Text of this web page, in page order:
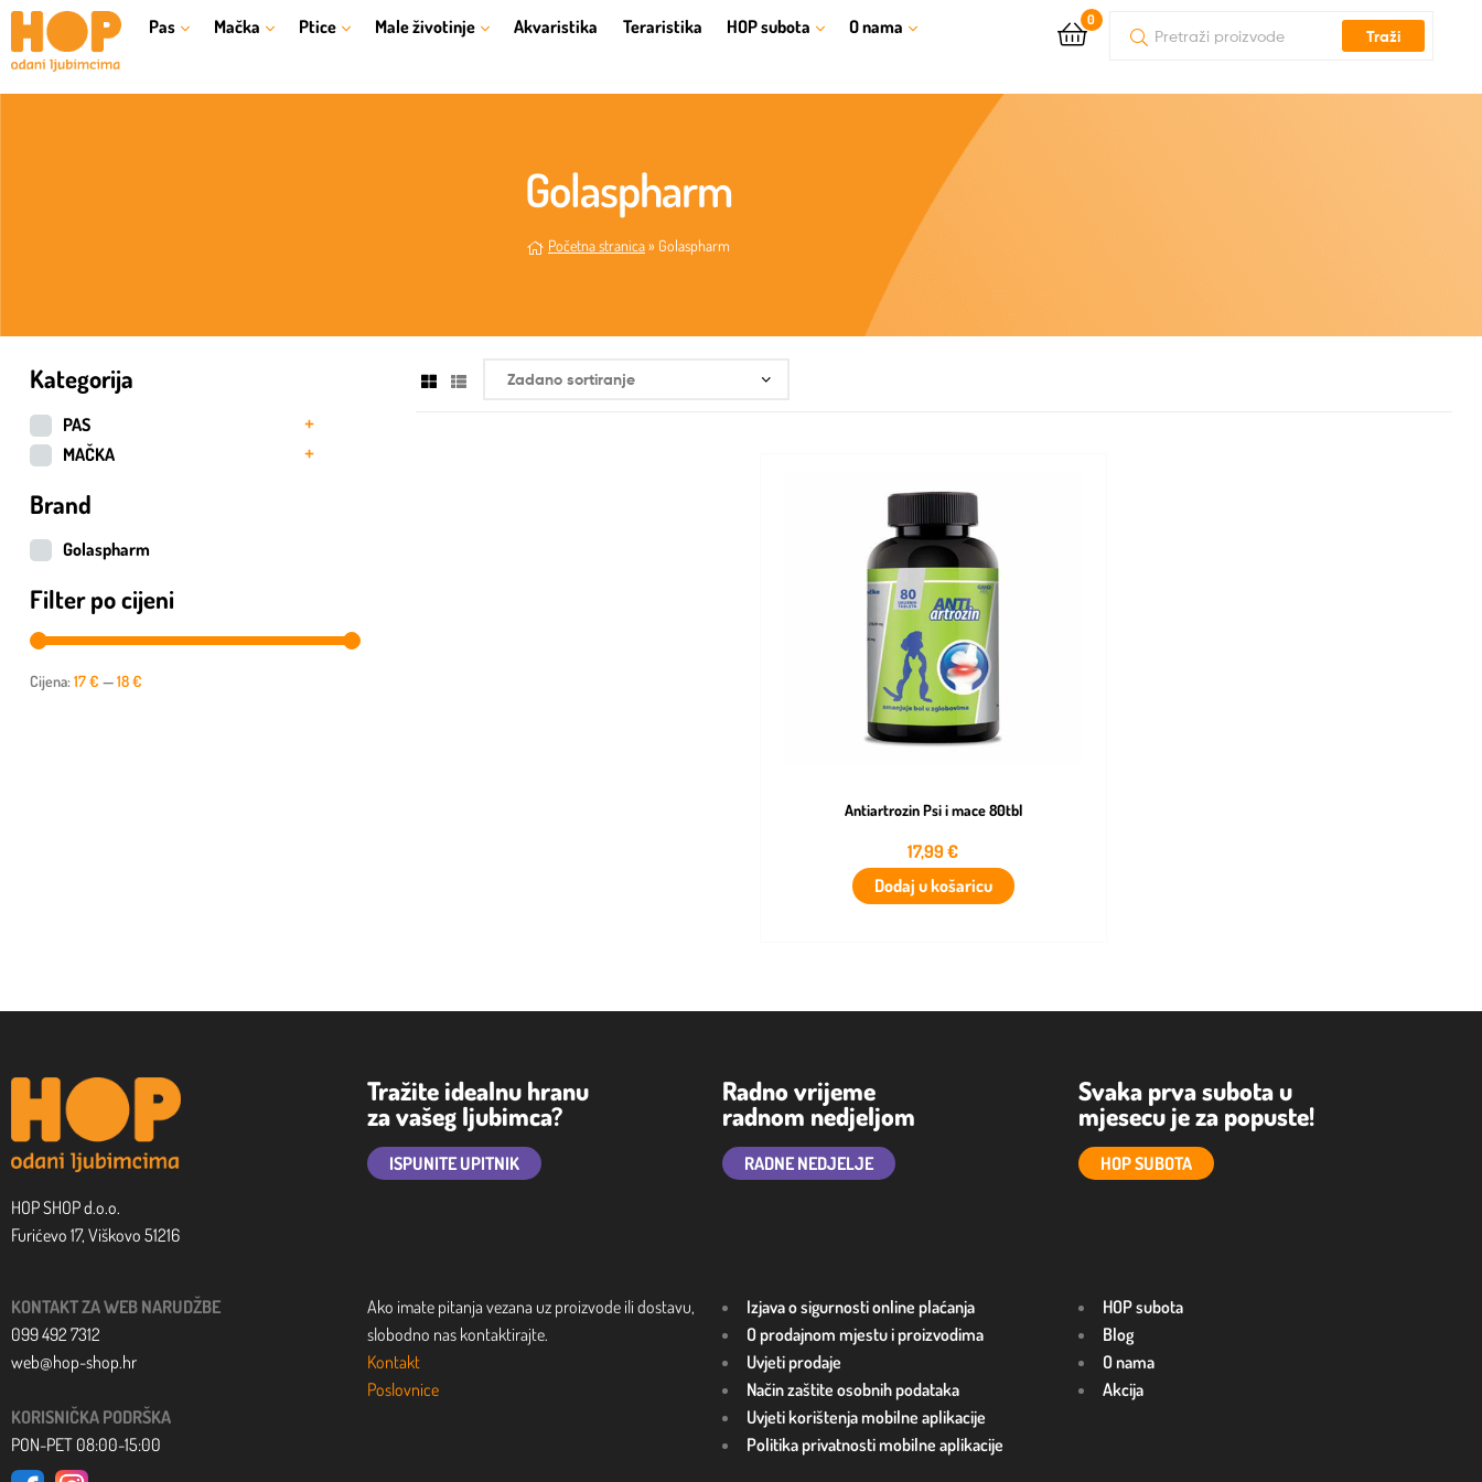
Pas Mačka Ptice Male životinje Akvaristika Teraristika HOP subota O nama 0
Traži
Golaspharm
Početna stranica» Golaspharm
Antiartrozin Psi i mace 80tbl
17,99€
Dodaj u košaricu
Kategorija
PAS
MAČKA
Brand
Golaspharm
Filter po cijeni
Cijena: 17 € —18 €
HOP SHOP d.o.o.
Furićevo 17, Viškovo 51216
Tražite idealnu hranu
za vašeg ljubimca?
ISPUNITE UPITNIK
Radno vrijeme
radnom nedjeljom
RADNE NEDJELJE
Svaka prva subota u
mjesecu je za popuste!
HOP SUBOTA
KONTAKT ZA WEB NARUDŽBE
099 492 7312
web@hop-shop.hr
KORISNIČKA PODRŠKA
PON-PET 08:00-15:00
Ako imate pitanja vezana uz proizvode ili dostavu,
slobodno nas kontaktirajte.
Kontakt
Poslovnice
Izjava o sigurnosti online plaćanja
O prodajnom mjestu i proizvodima
Uvjeti prodaje
Način zaštite osobnih podataka
Uvjeti korištenja mobilne aplikacije
Politika privatnosti mobilne aplikacije
HOP subota
Blog
O nama
Akcija